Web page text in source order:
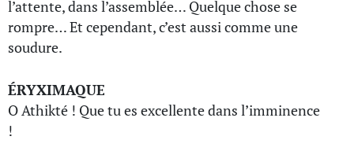
l’attente, dans l’assemblée… Quelque chose se
rompre… Et cependant, c’est aussi comme une
soudure.
ÉRYXIMAQUE
O Athikté ! Que tu es excellente dans l’imminence
!